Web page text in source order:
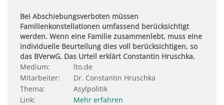
Bei Abschiebungsverboten müssen
Familienkonstellationen umfassend berücksichtigt
werden. Wenn eine Familie zusammenlebt, muss eine
individuelle Beurteilung dies voll berücksichtigen, so
das BVerwG. Das Urteil erklärt Constantin Hruschka.
Medium:
lto.de
Mitarbeiter:
Dr. Constantin Hruschka
Thema:
Asylpolitik
Link:
Mehr erfahren